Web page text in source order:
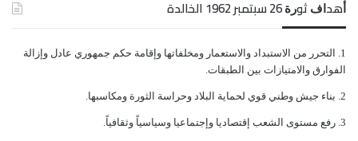
ﺃﻫﺪﺍﻑ ﺛﻮﺭﺓ 26 ﺳﺒﺘﻤﺒﺮ 1962 الخالدة
ﺍﻟﺘﺤﺮﺭ ﻣﻦ ﺍﻻﺳﺘﺒﺪﺍﺩ ﻭﺍﻻﺳﺘﻌﻤﺎﺭ ﻭﻣﺨﻠﻔﺎﺗﻬﺎ ﻭﺇﻗﺎﻣﺔ ﺣﻜﻢ ﺟﻤﻬﻮﺭﻱ ﻋﺎﺩﻝ ﻭﺇﺯﺍﻟﺔ
ﺍﻟﻔﻮﺍﺭﻕ ﻭﺍﻻﻣﺘﻴﺎﺯﺍﺕ ﺑﻴﻦ ﺍﻟﻄﺒﻘﺎﺕ.
ﺑﻨﺎﺀ ﺟﻴﺶ ﻭﻃﻨﻲ ﻗﻮﻱ ﻟﺤﻤﺎﻳﺔ ﺍﻟﺒﻼﺩ ﻭﺣﺮﺍﺳﺔ ﺍﻟﺜﻮﺭﺓ ﻭﻣﻜﺎﺳﺒﻬﺎ.
ﺭﻓﻊ ﻣﺴﺘﻮﻯ ﺍﻟﺸﻌﺐ ﺇﻗﺘﺼﺎﺩﻳﺎ ﻭﺇﺟﺘﻤﺎﻋﻴﺎ ﻭﺳﻴﺎﺳﻴﺎً ﻭﺛﻘﺎﻓﻴﺎً.